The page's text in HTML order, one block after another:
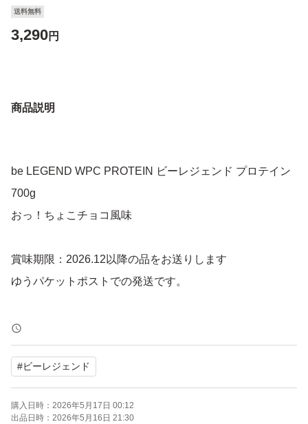
送料無料
3,290円
商品説明
be LEGEND WPC PROTEIN ビーレジェンド プロテイン
700g
おっ！ちょこチョコ風味
賞味期限：2026.12以降の品をお送りします
ゆうパケットポストでの発送です。
丁寧に誠実に対応いたします。
#ビーレジェンド
購入日時： 2026年5月17日 00:12
出品日時： 2026年5月16日 21:30